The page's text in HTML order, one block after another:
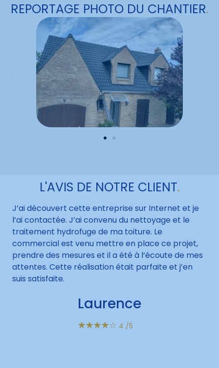
REPORTAGE PHOTO DU CHANTIER.
L'AVIS DE NOTRE CLIENT.
J’ai découvert cette entreprise sur Internet et je
l’ai contactée. J’ai convenu du nettoyage et le
traitement hydrofuge de ma toiture. Le
commercial est venu mettre en place ce projet,
prendre des mesures et il a été à l’écoute de mes
attentes. Cette réalisation était parfaite et j’en
suis satisfaite.
Laurence
☆☆☆☆☆ 4 /5